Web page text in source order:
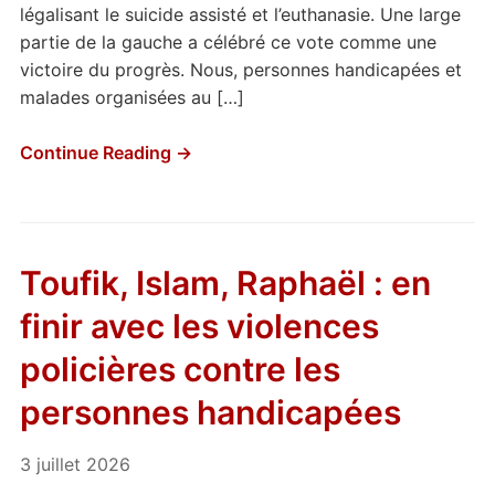
légalisant le suicide assisté et l’euthanasie. Une large
partie de la gauche a célébré ce vote comme une
victoire du progrès. Nous, personnes handicapées et
malades organisées au […]
Continue Reading →
Toufik, Islam, Raphaël : en
finir avec les violences
policières contre les
personnes handicapées
3 juillet 2026